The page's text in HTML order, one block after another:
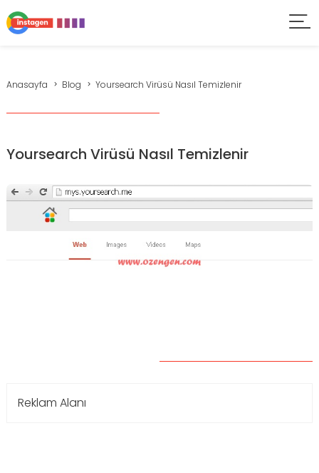
Anasayfa Blog Yoursearch Virüsü Nasıl Temizlenir
Yoursearch Virüsü Nasıl Temizlenir
Reklam Alanı